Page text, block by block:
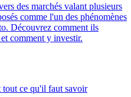
des marchés valant plusieurs
comme l'un des phénomènes
Découvrez comment ils
comment y investir.
ce qu'il faut savoir